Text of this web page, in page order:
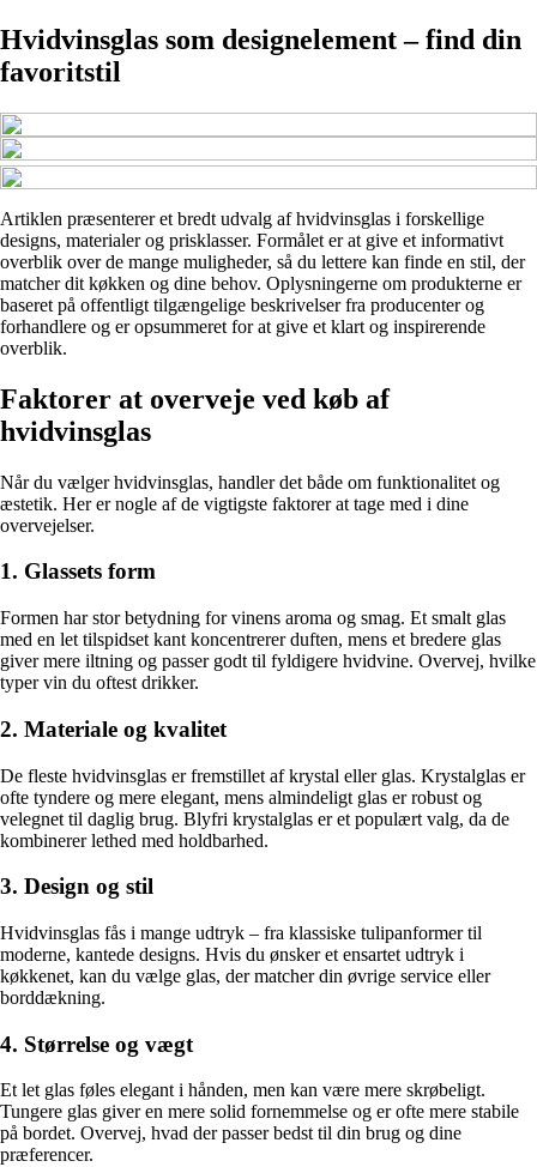
Hvidvinsglas som designelement – find din
favoritstil
Artiklen præsenterer et bredt udvalg af hvidvinsglas i forskellige
designs, materialer og prisklasser. Formålet er at give et informativt
overblik over de mange muligheder, så du lettere kan finde en stil, der
matcher dit køkken og dine behov. Oplysningerne om produkterne er
baseret på offentligt tilgængelige beskrivelser fra producenter og
forhandlere og er opsummeret for at give et klart og inspirerende
overblik.
Faktorer at overveje ved køb af
hvidvinsglas
Når du vælger hvidvinsglas, handler det både om funktionalitet og
æstetik. Her er nogle af de vigtigste faktorer at tage med i dine
overvejelser.
1. Glassets form
Formen har stor betydning for vinens aroma og smag. Et smalt glas
med en let tilspidset kant koncentrerer duften, mens et bredere glas
giver mere iltning og passer godt til fyldigere hvidvine. Overvej, hvilke
typer vin du oftest drikker.
2. Materiale og kvalitet
De fleste hvidvinsglas er fremstillet af krystal eller glas. Krystalglas er
ofte tyndere og mere elegant, mens almindeligt glas er robust og
velegnet til daglig brug. Blyfri krystalglas er et populært valg, da de
kombinerer lethed med holdbarhed.
3. Design og stil
Hvidvinsglas fås i mange udtryk – fra klassiske tulipanformer til
moderne, kantede designs. Hvis du ønsker et ensartet udtryk i
køkkenet, kan du vælge glas, der matcher din øvrige service eller
borddækning.
4. Størrelse og vægt
Et let glas føles elegant i hånden, men kan være mere skrøbeligt.
Tungere glas giver en mere solid fornemmelse og er ofte mere stabile
på bordet. Overvej, hvad der passer bedst til din brug og dine
præferencer.